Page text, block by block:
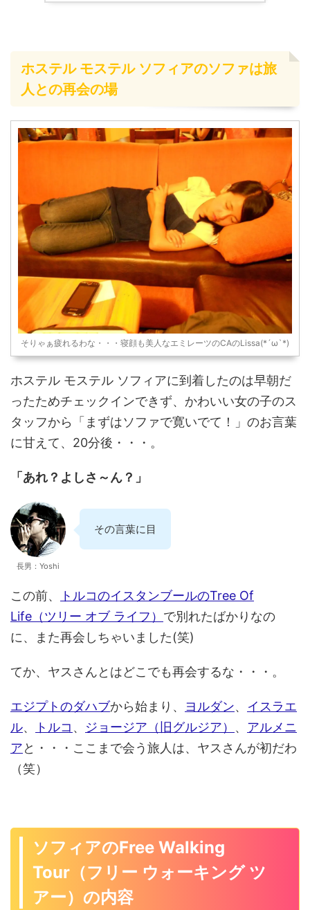
ホステル モステル ソフィアのソファは旅
人との再会の場
そりゃぁ疲れるわな・・・寝顔も美人なエミレーツのCAのLissa(*´ω`*)
ホステル モステル ソフィアに到着したのは早朝だ
ったためチェックインできず、かわいい女の子のス
タッフから「まずはソファで寛いでて！」のお言葉
に甘えて、20分後・・・。
「あれ？よしさ～ん？」
長男：Yoshi
その言葉に目線をそちらにやると・・・
そこには、ヤスさんがおるやん(笑)
この前、
トルコのイスタンブールのTree Of
Life（ツリー オブ ライフ） で別れたばかりなの
に、また再会しちゃいました(笑)
てか、ヤスさんとはどこでも再会するな・・・。
エジプトのダハブから始まり、 ヨルダン、 イスラエ
ル、 トルコ 、 ジョージア（旧グルジア） 、 アルメニ
アと・・・ここまで会う旅人は、ヤスさんが初だわ
（笑）
ソフィアのFree Walking
Tour（フリー ウォーキング ツ
アー）の内容